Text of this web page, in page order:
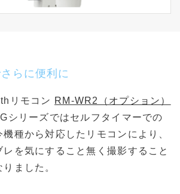
らに便利に
リモコン RM-WR2（オプション）
シリーズではセルフタイマーでの
種から対応したリモコンにより、
レを気にすること無く撮影すること
ました。